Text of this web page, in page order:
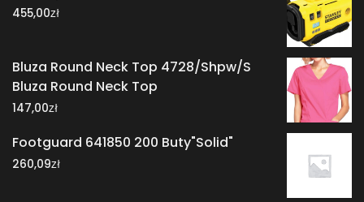
455,00zł
Bluza Round Neck Top 4728/Shpw/S
Bluza Round Neck Top
147,00zł
Footguard 641850 200 Buty"Solid"
260,09zł